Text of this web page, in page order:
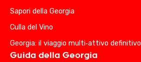
Sapori della Georgia
Culla del Vino
Georgia: il viaggio multi‑attivo definitivo
Guida della Georgia